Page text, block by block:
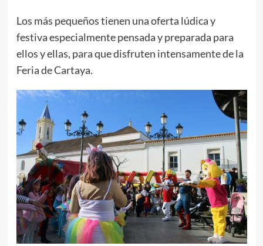
Los más pequeños tienen una oferta lúdica y
festiva especialmente pensada y preparada para
ellos y ellas, para que disfruten intensamente de la
Feria de Cartaya.